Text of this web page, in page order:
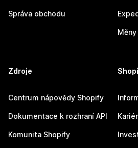
Správa obchodu
Zdroje
Centrum nápovědy Shopify
Dokumentace k rozhraní API
Komunita Shopify